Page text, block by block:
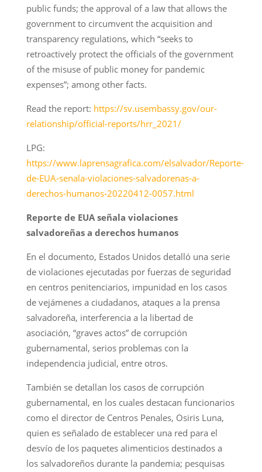
public funds; the approval of a law that allows the
government to circumvent the acquisition and
transparency regulations, which “seeks to
retroactively protect the officials of the government
of the misuse of public money for pandemic
expenses”; among other facts.
Read the report: https://sv.usembassy.gov/our-
relationship/official-reports/hrr_2021/
LPG:
https://www.laprensagrafica.com/elsalvador/Reporte-
de-EUA-senala-violaciones-salvadorenas-a-
derechos-humanos-20220412-0057.html
Reporte de EUA señala violaciones
salvadoreñas a derechos humanos
En el documento, Estados Unidos detalló una serie
de violaciones ejecutadas por fuerzas de seguridad
en centros penitenciarios, impunidad en los casos
de vejámenes a ciudadanos, ataques a la prensa
salvadoreña, interferencia a la libertad de
asociación, “graves actos” de corrupción
gubernamental, serios problemas con la
independencia judicial, entre otros.
También se detallan los casos de corrupción
gubernamental, en los cuales destacan funcionarios
como el director de Centros Penales, Osiris Luna,
quien es señalado de establecer una red para el
desvío de los paquetes alimenticios destinados a
los salvadoreños durante la pandemia; pesquisas